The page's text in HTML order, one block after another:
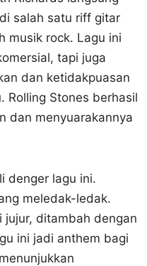
salah satu riff gitar
musik rock. Lagu ini
tapi juga
dan ketidakpuasan
Rolling Stones berhasil
dan menyuarakannya
denger lagu ini.
meledak-ledak.
jujur, ditambah dengan
ini jadi anthem bagi